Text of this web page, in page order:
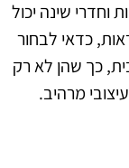
וחדרי שינה יכול
כדאי לבחור
כך שהן לא רק
מרהיב.